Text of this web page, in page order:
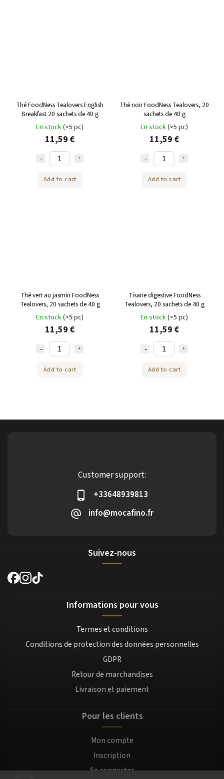
Thé FoodNess Tealovers English
Breakfast 20 sachets de 40 g
En stock(>5 pc)
11,59 €
Add to cart
Thé noir FoodNess Tealovers, 20
sachets de 40 g
En stock(>5 pc)
11,59 €
Add to cart
Thé vert au jasmin FoodNess
Tealovers, 20 sachets de 40 g
En stock(>5 pc)
11,59 €
Add to cart
Tisane digestive FoodNess
Tealovers, 20 sachets de 40 g
En stock(>5 pc)
11,59 €
Add to cart
Customer support:
+33648939813
info@mocafino.fr
Suivez-nous
Informations pour vous
Termes et conditions
Conditions de protection des données personnelles
GDPR
Retour de marchandises
Livraison et paiement
Pour les clients
Mon compte
Inscription
Se connecter